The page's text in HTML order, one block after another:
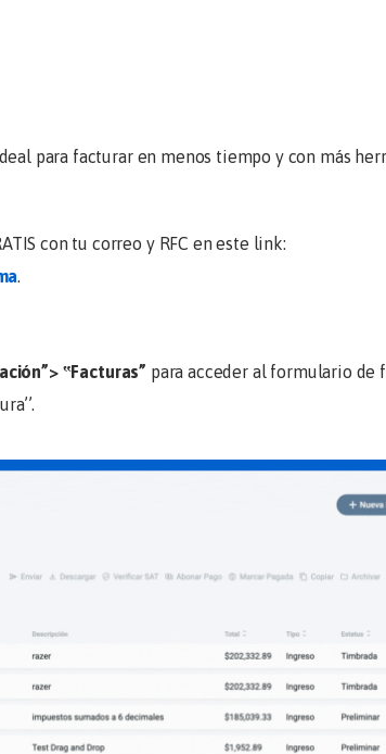
para facturar en menos tiempo y con más
con tu correo y RFC en este link:
.
”> ‟Facturas” para acceder al formulario de
’’.